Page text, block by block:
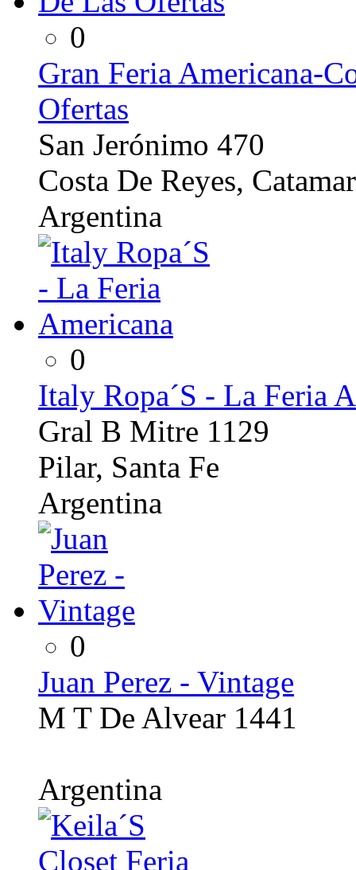
0
Gran Feria Americana-
Ofertas
San Jerónimo 470
Costa De Reyes,
Argentina
0
Italy Ropa´S - La Feria
Gral B Mitre 1129
Pilar, Santa Fe
Argentina
0
Juan Perez - Vintage
M T De Alvear 1441
Argentina